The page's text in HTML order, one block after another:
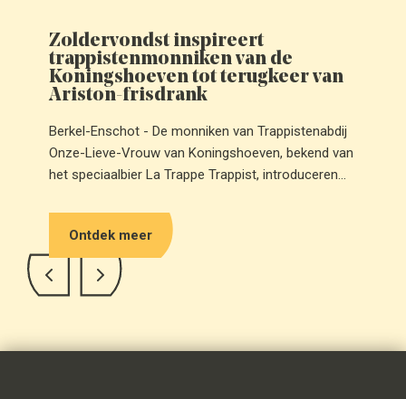
Zoldervondst inspireert
trappistenmonniken van de
Koningshoeven tot terugkeer van
Ariston-frisdrank
Berkel-Enschot - De monniken van Trappistenabdij
Onze-Lieve-Vrouw van Koningshoeven, bekend van
het speciaalbier La Trappe Trappist, introduceren
opnieuw tot leven is gewekt na decennia van stilte.
Ontdek meer